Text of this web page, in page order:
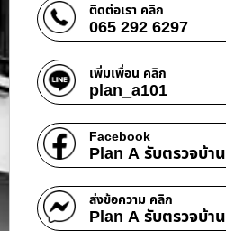
ติดต่อเรา คลิก
065 292 6297
เพิ่มเพื่อน คลิก
plan_a101
Facebook
Plan A รับตรวจบ้าน
ส่งข้อความ คลิก
Plan A รับตรวจบ้าน